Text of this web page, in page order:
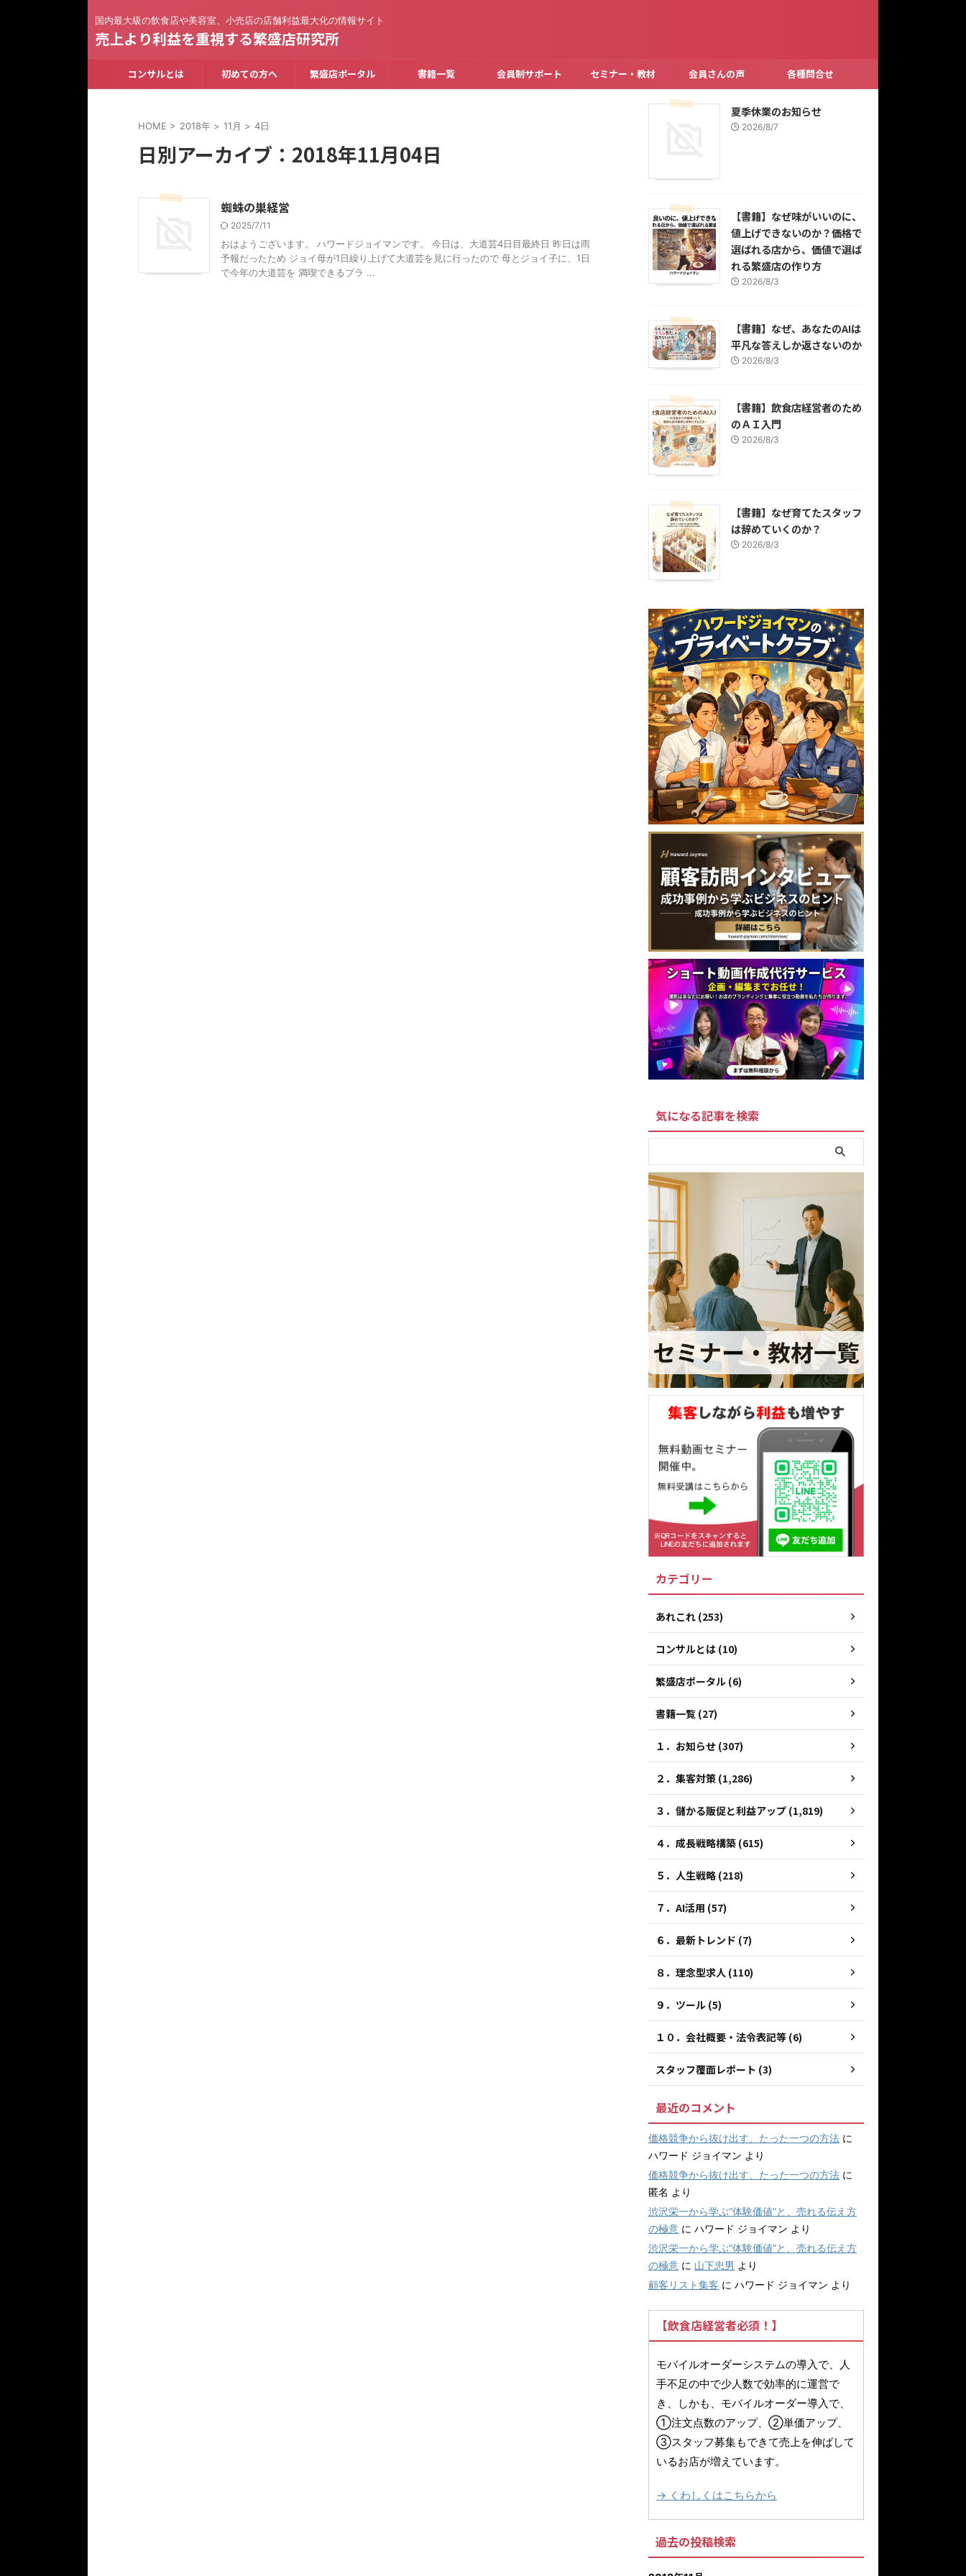
国内最大級の飲食店や美容室、小売店の店舗利益最大化の情報サイト
売上より利益を重視する繁盛店研究所
コンサルとは 初めての方へ 繁盛店ポータル 書籍一覧 会員制サポート セミナー・教材 会員さんの声 各種問合せ
HOME > 2018年 > 11月 > 4日
日別アーカイブ：2018年11月04日
蜘蛛の巣経営
2025/7/11
おはようございます。 ハワードジョイマンです。 今日は、大道芸4日目最終日 昨日は雨
予報だったため ジョイ母が1日繰り上げて大道芸を見に行ったので 母とジョイ子に、1日
で今年の大道芸を 満喫できるプラ ...
夏季休業のお知らせ
2026/8/7
【書籍】なぜ味がいいのに、
値上げできないのか？価格で
選ばれる店から、価値で選ば
れる繁盛店の作り方
2026/8/3
【書籍】なぜ、あなたのAIは
平凡な答えしか返さないのか
2026/8/3
【書籍】飲食店経営者のため
のＡＩ入門
2026/8/3
【書籍】なぜ育てたスタッフ
は辞めていくのか？
2026/8/3
気になる記事を検索
カテゴリー
あれこれ (253)
コンサルとは (10)
繁盛店ポータル (6)
書籍一覧 (27)
１．お知らせ (307)
２．集客対策 (1,286)
３．儲かる販促と利益アップ (1,819)
４．成長戦略構築 (615)
５．人生戦略 (218)
７．AI活用 (57)
６．最新トレンド (7)
８．理念型求人 (110)
９．ツール (5)
１０．会社概要・法令表記等 (6)
スタッフ覆面レポート (3)
最近のコメント
価格競争から抜け出す、たった一つの方法 に
ハワード ジョイマン より
価格競争から抜け出す、たった一つの方法 に
匿名 より
渋沢栄一から学ぶ“体験価値”と、売れる伝え方
の極意 に ハワード ジョイマン より
渋沢栄一から学ぶ“体験価値”と、売れる伝え方
の極意 に 山下忠男 より
顧客リスト集客 に ハワード ジョイマン より
【飲食店経営者必須！】
モバイルオーダーシステムの導入で、人
手不足の中で少人数で効率的に運営で
き、しかも、モバイルオーダー導入で、
①注文点数のアップ、②単価アップ、
③スタッフ募集もできて売上を伸ばして
いるお店が増えています。
→ くわしくはこちらから
過去の投稿検索